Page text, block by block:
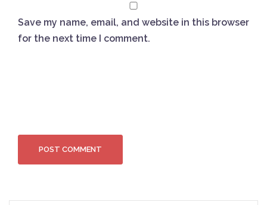
Save my name, email, and website in this browser
for the next time I comment.